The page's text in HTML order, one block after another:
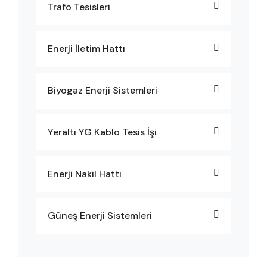
Trafo Tesisleri
Enerji İletim Hattı
Biyogaz Enerji Sistemleri
Yeraltı YG Kablo Tesis İşi
Enerji Nakil Hattı
Güneş Enerji Sistemleri